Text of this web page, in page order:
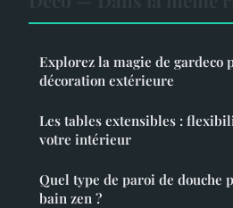
Explorez la magie de gardeco
décoration extérieure
Les tables extensibles :
votre intérieur
Quel type de paroi de douche
bain zen ?